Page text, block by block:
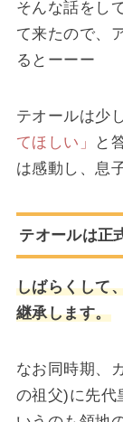
そんな話をし
て来たので、
るとーーー
テオールは少
てほしい」
と
は感動し、息
テオールは正
しばらくして
継承します。
なお同時期、
の祖父)に先代